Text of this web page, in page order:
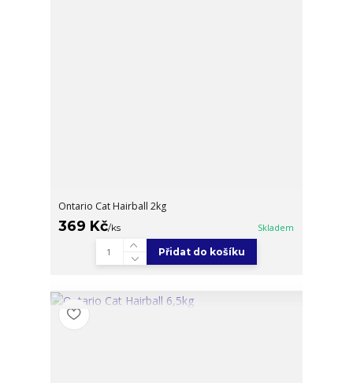
Ontario Cat Hairball 2kg
369 Kč/ks Skladem
Přidat do košíku